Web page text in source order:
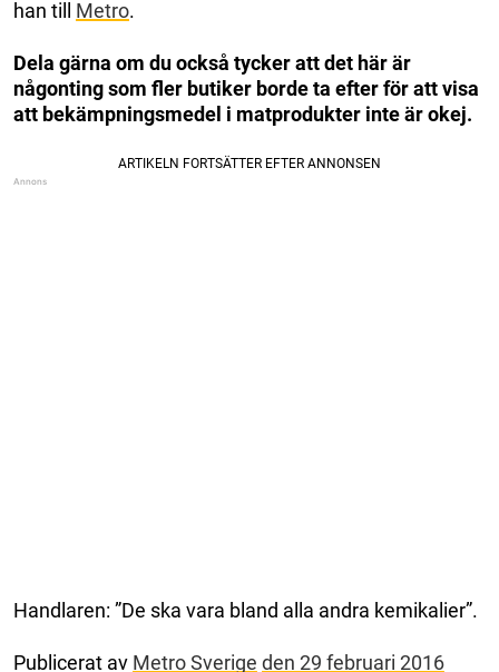
han till Metro.
Dela gärna om du också tycker att det här är
någonting som fler butiker borde ta efter för att visa
att bekämpningsmedel i matprodukter inte är okej.
Handlaren: ”De ska vara bland alla andra kemikalier”.
Publicerat av Metro Sverige den 29 februari 2016